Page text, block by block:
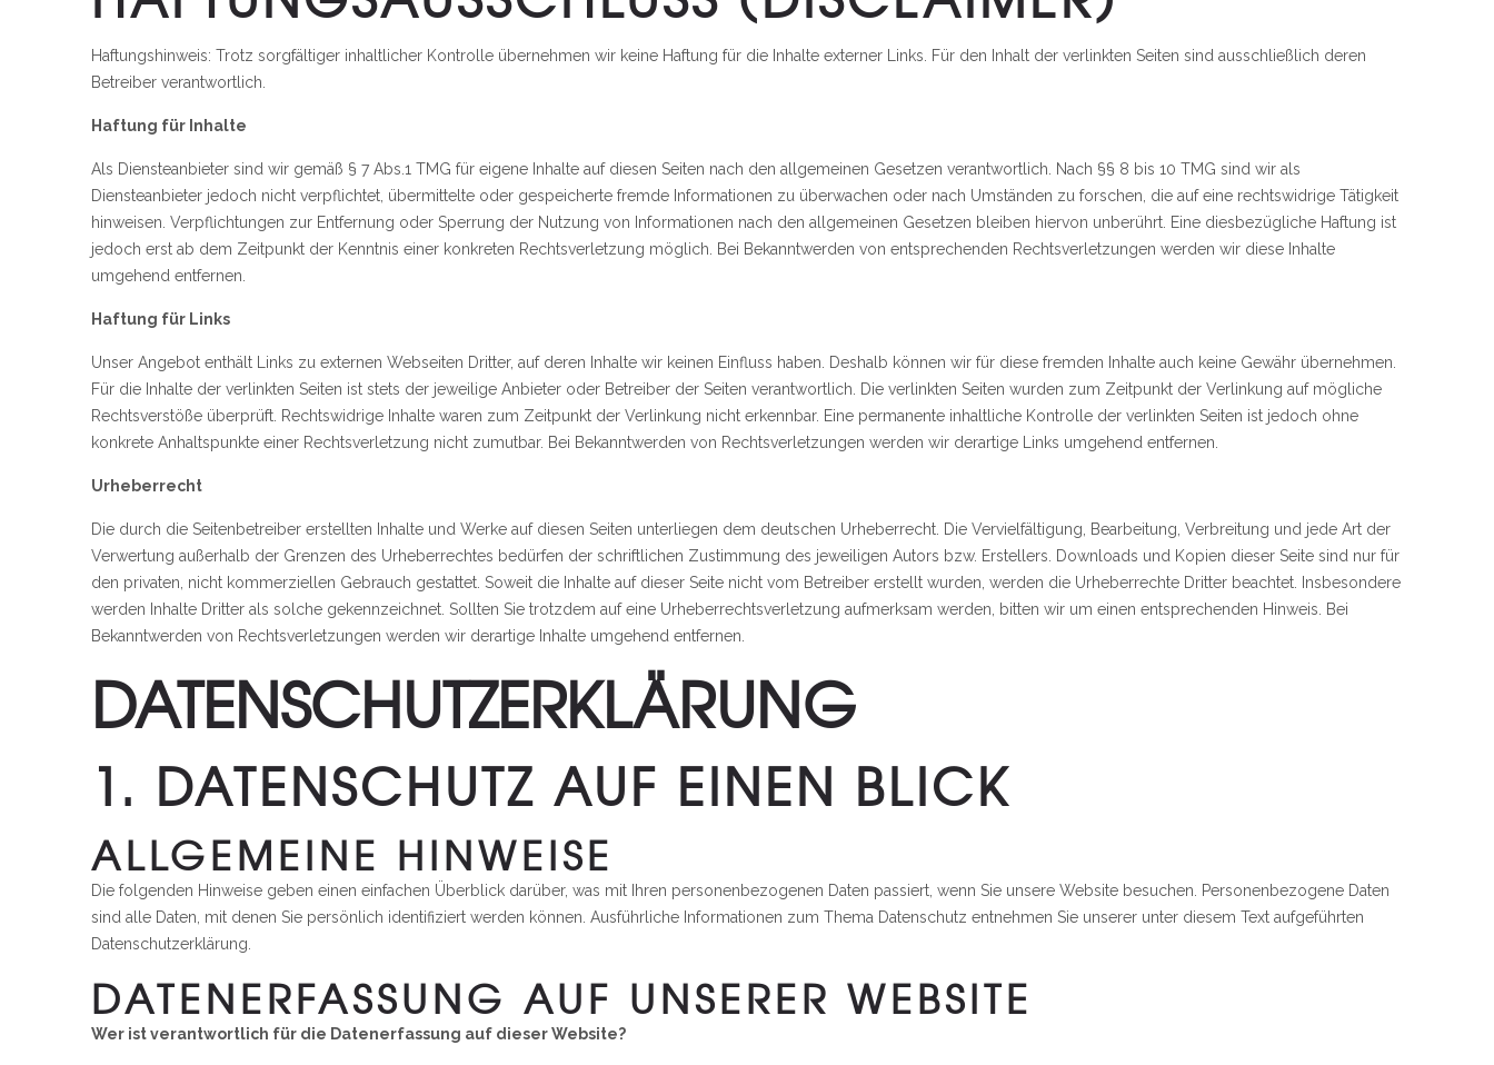
Haftungshinweis: Trotz sorgfältiger inhaltlicher Kontrolle übernehmen wir keine Haftung für die Inhalte externer Links. Für den Inhalt der verlinkten Seiten sind ausschließlich deren
Betreiber verantwortlich.
Haftung für Inhalte
Als Diensteanbieter sind wir gemäß § 7 Abs.1 TMG für eigene Inhalte auf diesen Seiten nach den allgemeinen Gesetzen verantwortlich. Nach §§ 8 bis 10 TMG sind wir als
Diensteanbieter jedoch nicht verpflichtet, übermittelte oder gespeicherte fremde Informationen zu überwachen oder nach Umständen zu forschen, die auf eine rechtswidrige Tätigkeit
hinweisen. Verpflichtungen zur Entfernung oder Sperrung der Nutzung von Informationen nach den allgemeinen Gesetzen bleiben hiervon unberührt. Eine diesbezügliche Haftung ist
jedoch erst ab dem Zeitpunkt der Kenntnis einer konkreten Rechtsverletzung möglich. Bei Bekanntwerden von entsprechenden Rechtsverletzungen werden wir diese Inhalte
umgehend entfernen.
Haftung für Links
Unser Angebot enthält Links zu externen Webseiten Dritter, auf deren Inhalte wir keinen Einfluss haben. Deshalb können wir für diese fremden Inhalte auch keine Gewähr übernehmen.
Für die Inhalte der verlinkten Seiten ist stets der jeweilige Anbieter oder Betreiber der Seiten verantwortlich. Die verlinkten Seiten wurden zum Zeitpunkt der Verlinkung auf mögliche
Rechtsverstöße überprüft. Rechtswidrige Inhalte waren zum Zeitpunkt der Verlinkung nicht erkennbar. Eine permanente inhaltliche Kontrolle der verlinkten Seiten ist jedoch ohne
konkrete Anhaltspunkte einer Rechtsverletzung nicht zumutbar. Bei Bekanntwerden von Rechtsverletzungen werden wir derartige Links umgehend entfernen.
Urheberrecht
Die durch die Seitenbetreiber erstellten Inhalte und Werke auf diesen Seiten unterliegen dem deutschen Urheberrecht. Die Vervielfältigung, Bearbeitung, Verbreitung und jede Art der
Verwertung außerhalb der Grenzen des Urheberrechtes bedürfen der schriftlichen Zustimmung des jeweiligen Autors bzw. Erstellers. Downloads und Kopien dieser Seite sind nur für
den privaten, nicht kommerziellen Gebrauch gestattet. Soweit die Inhalte auf dieser Seite nicht vom Betreiber erstellt wurden, werden die Urheberrechte Dritter beachtet. Insbesondere
werden Inhalte Dritter als solche gekennzeichnet. Sollten Sie trotzdem auf eine Urheberrechtsverletzung aufmerksam werden, bitten wir um einen entsprechenden Hinweis. Bei
Bekanntwerden von Rechtsverletzungen werden wir derartige Inhalte umgehend entfernen.
DATENSCHUTZERKLÄRUNG
1. DATENSCHUTZ AUF EINEN BLICK
ALLGEMEINE HINWEISE
Die folgenden Hinweise geben einen einfachen Überblick darüber, was mit Ihren personenbezogenen Daten passiert, wenn Sie unsere Website besuchen. Personenbezogene Daten
sind alle Daten, mit denen Sie persönlich identifiziert werden können. Ausführliche Informationen zum Thema Datenschutz entnehmen Sie unserer unter diesem Text aufgeführten
Datenschutzerklärung.
DATENERFASSUNG AUF UNSERER WEBSITE
Wer ist verantwortlich für die Datenerfassung auf dieser Website?